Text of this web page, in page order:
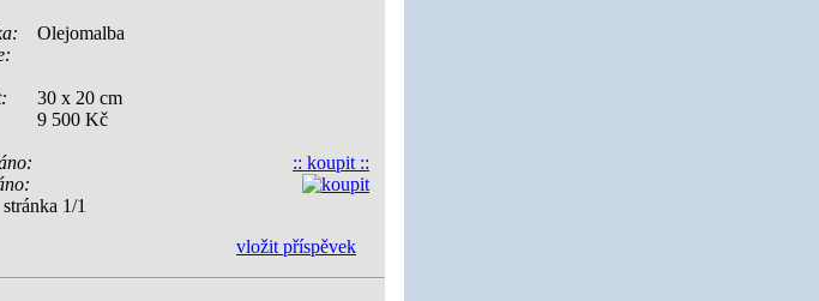
Olejomalba
30 x 20 cm
9 500 Kč
:: koupit ::
stránka 1/1
vložit příspěvek